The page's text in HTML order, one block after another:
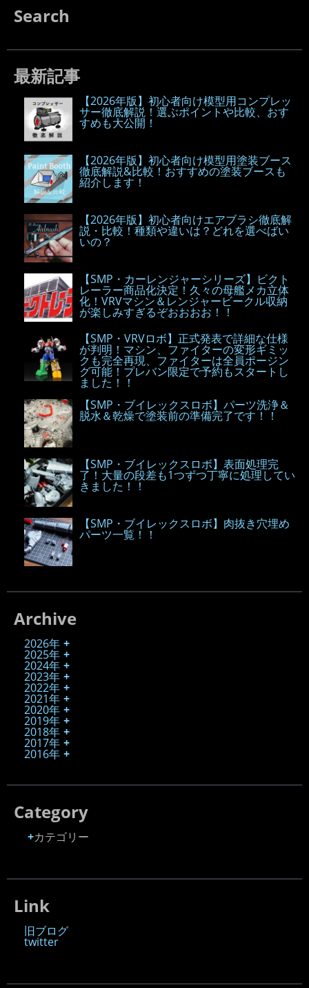
Search
最新記事
【2026年版】初心者向け模型用コンプレッ
サー徹底解説！選ぶポイントや比較、おす
すめも大公開！
【2026年版】初心者向け模型用塗装ブース
徹底解説&比較！おすすめの塗装ブースも
紹介します！
【2026年版】初心者向けエアブラシ徹底解
説・比較！種類や違いは？どれを選べばい
いの？
【SMP・カーレンジャーシリーズ】ビクト
レーラー商品化決定！久々の母艦メカ立体
化！VRVマシン＆レンジャービークル収納
が楽しみすぎるぞおおおお！！
【SMP・VRVロボ】正式発表で詳細な仕様
が判明！マシン、ファイターの変形ギミッ
クも完全再現、ファイターは全員ポージン
グ可能！プレバン限定で予約もスタートし
ました！！
【SMP・ブイレックスロボ】パーツ洗浄＆
脱水＆乾燥で塗装前の準備完了です！！
【SMP・ブイレックスロボ】表面処理完
了！大量の段差も1つずつ丁寧に処理してい
きました！！
【SMP・ブイレックスロボ】肉抜き穴埋め
パーツ一覧！！
Archive
2026年
2025年
2024年
2023年
2022年
2021年
2020年
2019年
2018年
2017年
2016年
Category
カテゴリー
Link
旧ブログ
twitter